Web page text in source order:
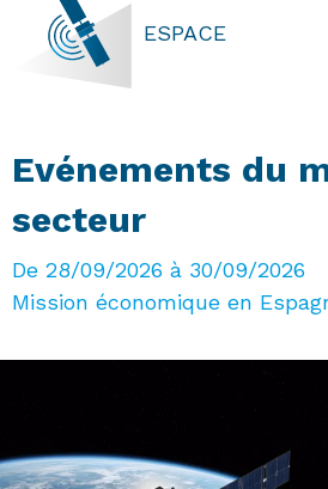
ESPACE
Evénements du
secteur
De 28/09/2026 à 30/09/2026
Mission économique en